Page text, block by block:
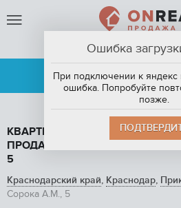
АРЕНДА
КВАРТИРА СТУДИЯ, 18.8 М2,
ПРОДАЖУ В КРАСНОДАРЕ,
5
Краснодарский край, Краснодар,
Сорока А.М., 5
Ошибка
При подключении к яндекс
ошибка. Попробуйте
позже.